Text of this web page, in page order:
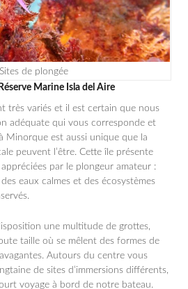
Sites de plongée
Marine Isla del Aire
très variés et il est certain que nous
adéquate qui vous corresponde et
Minorque est aussi unique que la
peuvent l’être. Cette île présente
par le plongeur amateur :
eaux calmes et des écosystèmes
une multitude de grottes,
taille où se mêlent des formes de
Autours du centre vous
de sites d’immersions différents,
voyage à bord de notre bateau.